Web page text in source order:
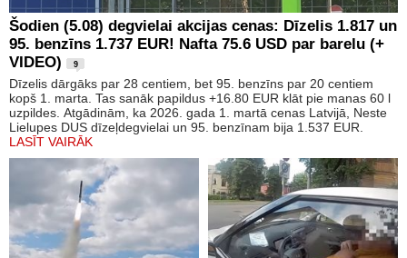
Šodien (5.08) degvielai akcijas cenas: Dīzelis 1.817 un
95. benzīns 1.737 EUR! Nafta 75.6 USD par barelu (+
VIDEO)
9
Dīzelis dārgāks par 28 centiem, bet 95. benzīns par 20 centiem
kopš 1. marta. Tas sanāk papildus +16.80 EUR klāt pie manas 60 l
uzpildes. Atgādinām, ka 2026. gada 1. martā cenas Latvijā, Neste
Lielupes DUS dīzeļdegvielai un 95. benzīnam bija 1.537 EUR.
LASĪT VAIRĀK